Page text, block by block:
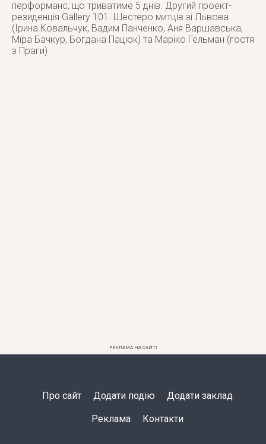
перформанс, що триватиме 5 днів. Другий проект-
резиденція Gallery 101. Шестеро митців зі Львова
(Ірина Ковальчук, Вадим Панченко, Аня Варшавська,
Міра Бачкур, Богдана Пацюк) та Маріко Гельман (гостя
з Праги)
РЕКЛАМА НА САЙТІ
Про сайт Додати подію Додати заклад
Реклама Контакти